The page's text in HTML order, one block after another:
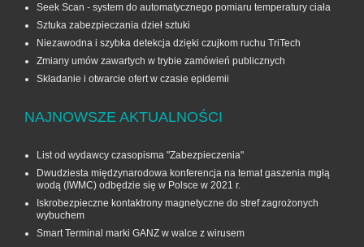
Seek Scan - system do automatycznego pomiaru temperatury ciała
Sztuka zabezpieczania dzieł sztuki
Niezawodna i szybka detekcja dzięki czujkom ruchu TriTech
Zmiany umów zawartych w trybie zamówień publicznych
Składanie i otwarcie ofert w czasie epidemii
NAJNOWSZE AKTUALNOŚCI
List od wydawcy czasopisma "Zabezpieczenia"
Dwudziesta międzynarodowa konferencja na temat gaszenia mgłą
wodą (IWMC) odbędzie się w Polsce w 2021 r.
Iskrobezpieczne kontaktrony magnetyczne do stref zagrożonych
wybuchem
Smart Terminal marki GANZ w walce z wirusem